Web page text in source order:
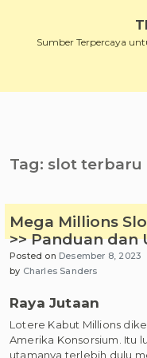
contentSumber Terpercaya
Tag: slot terbaru
Mega Millions
>> Panduan dan
Posted on Desember 8, 2023
by Charles Sanders
Raya Jutaan
Lotere Kabut Millions
Amerika Konsorsium. Itu
utamanya terlebih dulu